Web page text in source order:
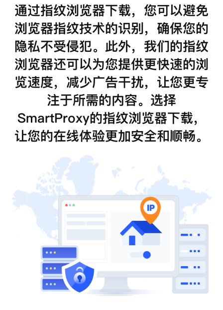
通过指纹浏览器下载，您可以避免
浏览器指纹技术的识别，确保您的
隐私不受侵犯。此外，我们的指纹
浏览器还可以为您提供更快速的浏
览速度，减少广告干扰，让您更专
注于所需的内容。选择
SmartProxy的指纹浏览器下载，
让您的在线体验更加安全和顺畅。